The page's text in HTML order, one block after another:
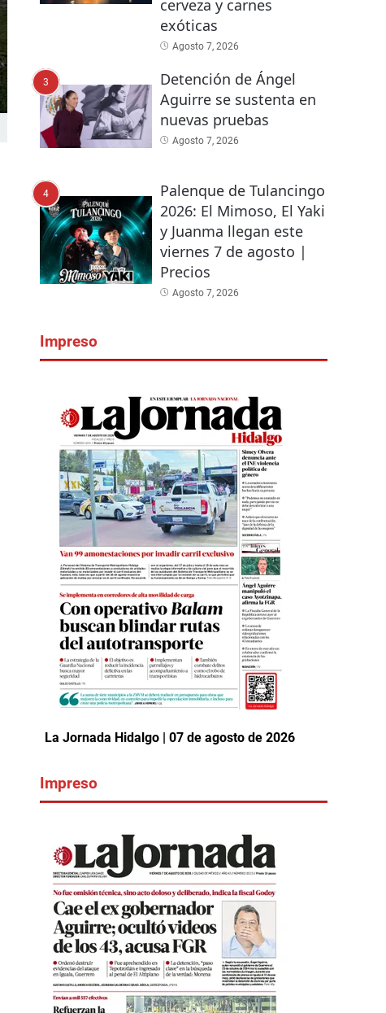
cerveza y carnes
exóticas
Agosto 7, 2026
3
Detención de Ángel
Aguirre se sustenta en
nuevas pruebas
Agosto 7, 2026
4
Palenque de Tulancingo
2026: El Mimoso, El Yaki
y Juanma llegan este
viernes 7 de agosto |
Precios
Agosto 7, 2026
Impreso
La Jornada Hidalgo | 07 de agosto de 2026
Impreso